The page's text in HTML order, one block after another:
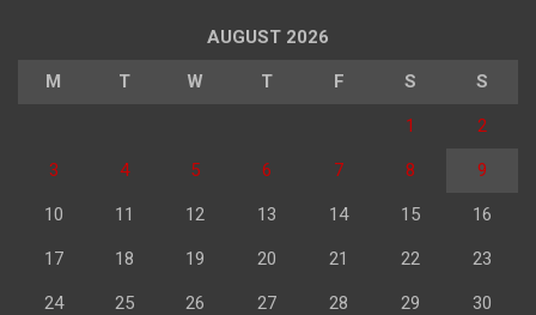
AUGUST 2026
M T W T F S S
1 2
3 4 5 6 7 8 9
10 11 12 13 14 15 16
17 18 19 20 21 22 23
24 25 26 27 28 29 30